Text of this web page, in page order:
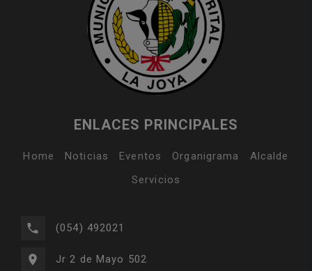
ENLACES PRINCIPALES
Home Noticias Eventos Organigrama
Alcalde
Servicios
(054) 492021
Jr 2 de Mayo 502